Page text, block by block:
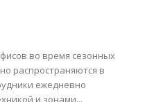
во время сезонных
распространяются в
ежедневно
и зонами...